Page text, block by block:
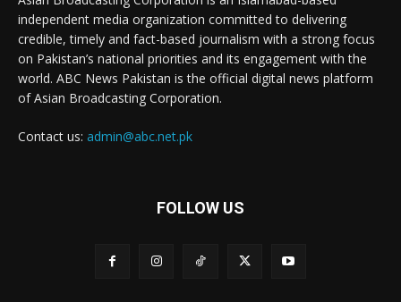
independent media organization committed to delivering
credible, timely and fact-based journalism with a strong focus
on Pakistan’s national priorities and its engagement with the
world. ABC News Pakistan is the official digital news platform
of Asian Broadcasting Corporation.
Contact us: admin@abc.net.pk
FOLLOW US